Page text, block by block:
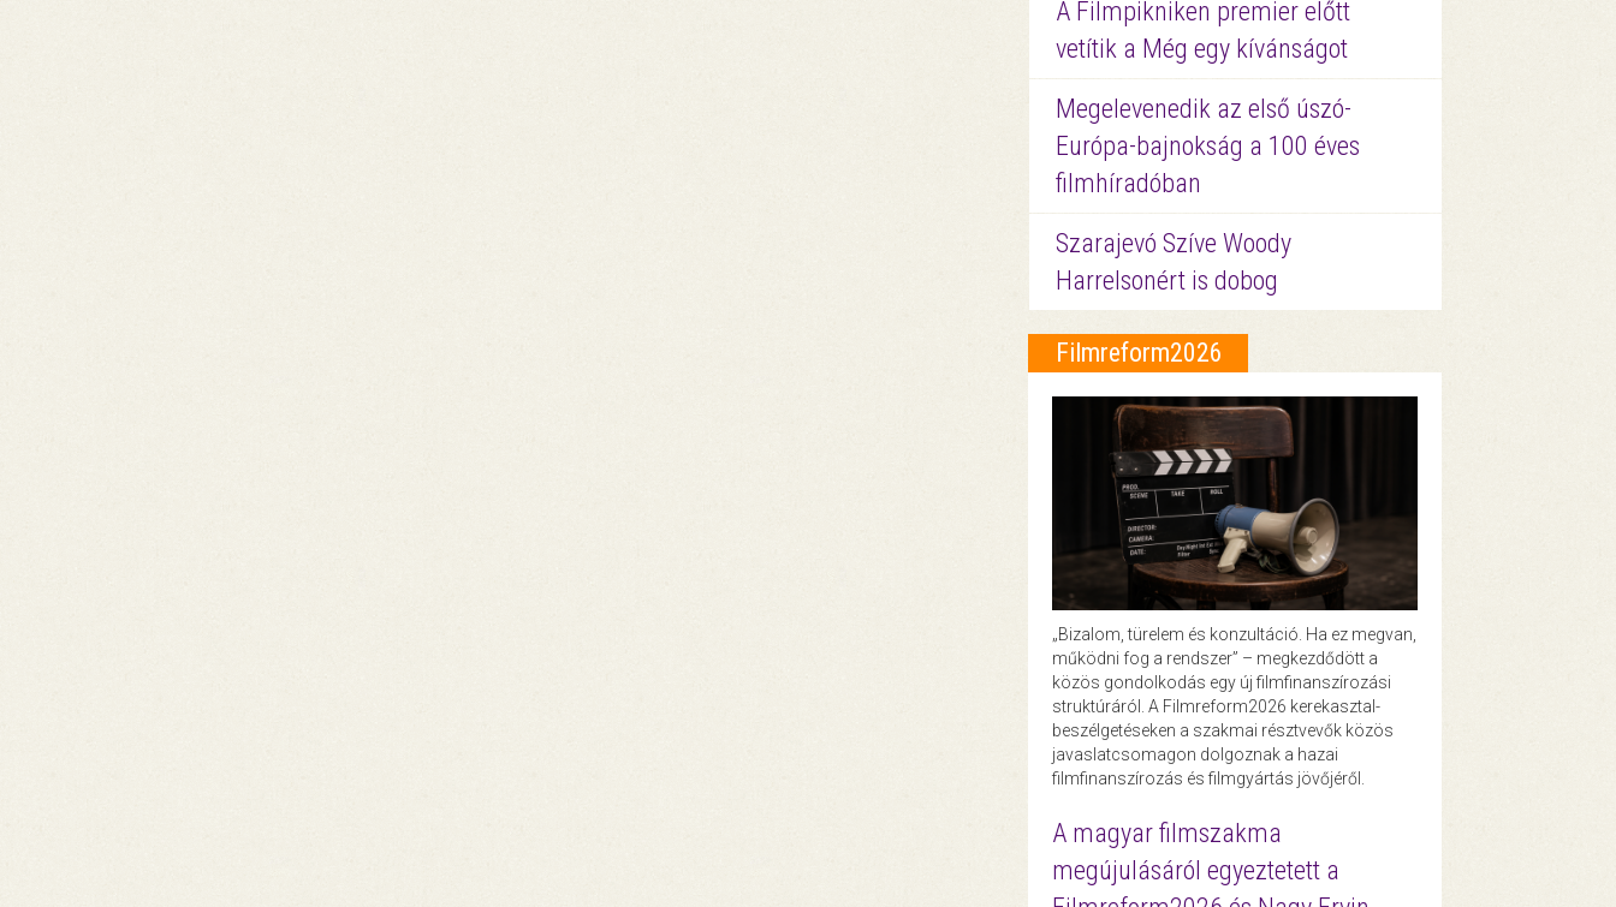
A Filmpikniken premier előtt
vetítik a Még egy kívánságot
Megelevenedik az első úszó-
Európa-bajnokság a 100 éves
filmhíradóban
Szarajevó Szíve Woody
Harrelsonért is dobog
Filmreform2026
„Bizalom, türelem és konzultáció. Ha ez megvan,
működni fog a rendszer” – megkezdődött a
közös gondolkodás egy új filmfinanszírozási
struktúráról. A Filmreform2026 kerekasztal-
beszélgetéseken a szakmai résztvevők közös
javaslatcsomagon dolgoznak a hazai
filmfinanszírozás és filmgyártás jövőjéről.
A magyar filmszakma
megújulásáról egyeztetett a